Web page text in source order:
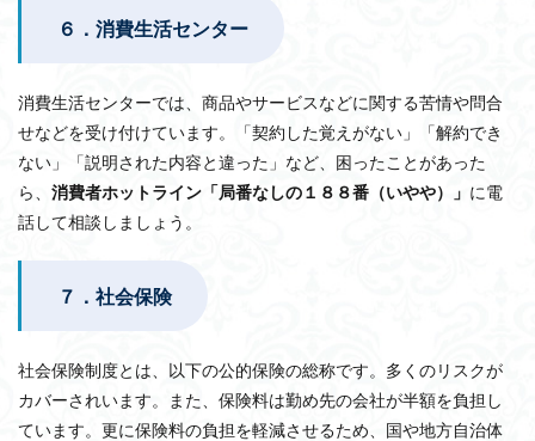
６．消費生活センター
消費生活センターでは、商品やサービスなどに関する苦情や問合
せなどを受け付けています。「契約した覚えがない」「解約でき
ない」「説明された内容と違った」など、困ったことがあった
ら、 消費者ホットライン「局番なしの１８８番（いやや）」 に電
話して相談しましょう。
７．社会保険
社会保険制度とは、以下の公的保険の総称です。多くのリスクが
カバーされいます。また、保険料は勤め先の会社が半額を負担し
ています。更に保険料の負担を軽減させるため、国や地方自治体